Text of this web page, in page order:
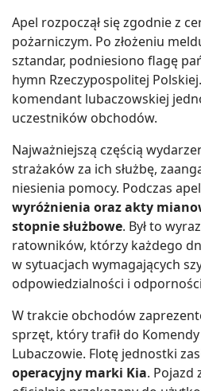
Apel rozpoczął się zgodnie z
pożarniczym. Po złożeniu
sztandar, podniesiono flagę
hymn Rzeczypospolitej
komendant lubaczowskiej
uczestników obchodów.
Najważniejszą częścią
strażaków za ich służbę,
niesienia pomocy. Podczas
wyróżnienia oraz akty
stopnie służbowe. Był to
ratowników, którzy każdego
w sytuacjach wymagających
odpowiedzialności i
W trakcie obchodów
sprzęt, który trafił do
Lubaczowie. Flotę jednostki
operacyjny marki Kia. Pojazd